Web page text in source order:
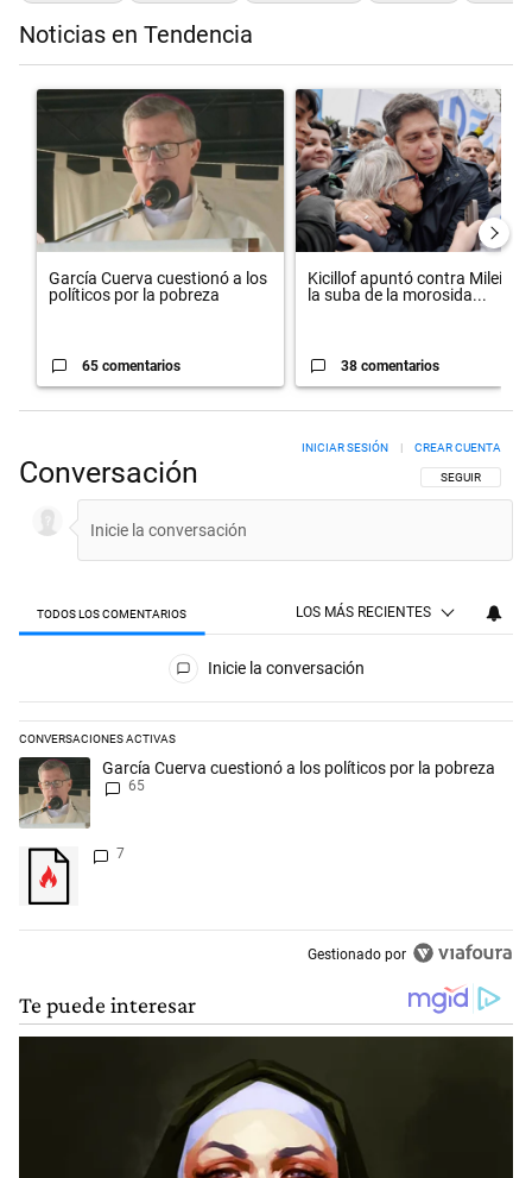
Noticias en Tendencia
Un artículo de tendencia con el título "García Cuerva cuestionó a
García Cuerva cuestionó a los
políticos por la pobreza
65 comentarios
Un artículo de tendencia con el
Kicillof apuntó contra Milei por
la suba de la morosida...
38 comentarios
Conversación SIGA ESTA
SEGUIR
INICIAR SESIÓN CREAR CUENTA
TODOS LOS COMENTARIOS LOS MÁS RECIENTES
Todos los comentarios
Inicie la conversación
CONVERSACIONES ACTIVAS
Este listado muestra los artículos con más comentarios en los
Un artículo de tendencia con el título "García Cuerva cuestionó a los
García Cuerva cuestionó a los políticos por la pobreza
65
Un artículo de tendencia con el título "" con 7 comentarios.
7
Gestionado por